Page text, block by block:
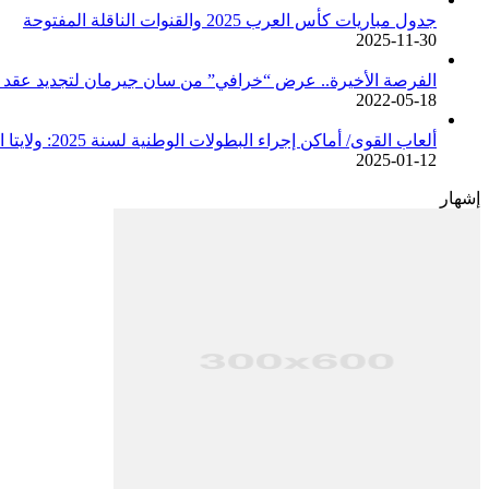
جدول مباريات كأس العرب 2025 والقنوات الناقلة المفتوحة
2025-11-30
الفرصة الأخيرة.. عرض “خرافي” من سان جيرمان لتجديد عقد
2022-05-18
ألعاب القوى/ أماكن إجراء البطولات الوطنية لسنة 2025: ولايتا الجزائر وبجاية تحتضنان أغلبية المسابقات /اتحادية/
2025-01-12
إشهار